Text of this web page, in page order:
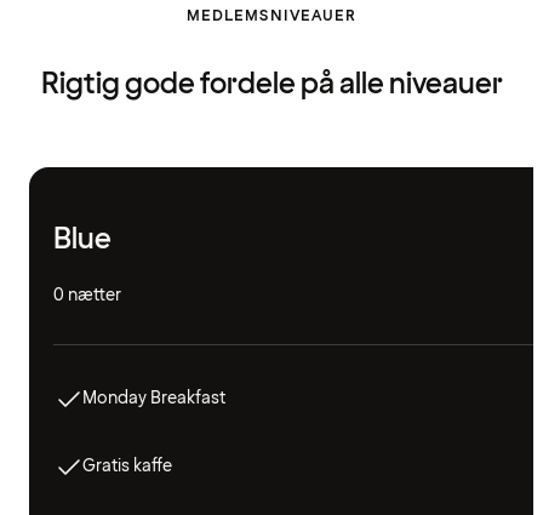
MEDLEMSNIVEAUER
Rigtig gode fordele på alle niveauer
Blue
0 nætter
Monday Breakfast
Gratis kaffe